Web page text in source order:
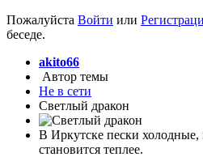
Пожалуйста Войти или
беседе.
akito66
Автор темы
Не в сети
Светлый дракон
В Иркутске пески холодные,
становится теплее.